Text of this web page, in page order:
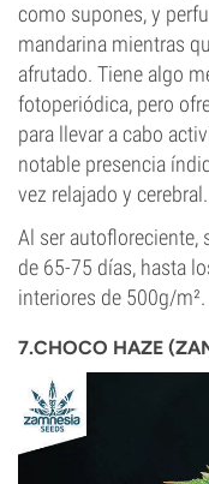
como supones, y
mandarina mientras
afrutado. Tiene algo
fotoperiódica, pero
para llevar a cabo
notable presencia
vez relajado y cerebral.
Al ser autofloreciente,
de 65-75 días, hasta
interiores de 500g/m².
7.CHOCO HAZE